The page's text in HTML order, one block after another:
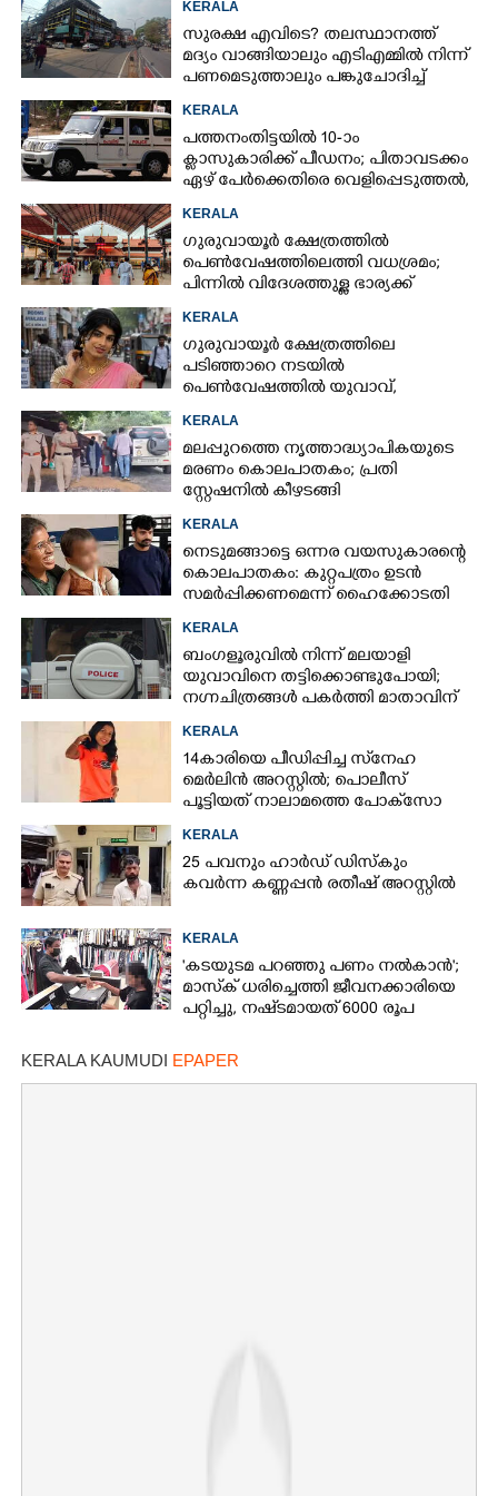
KERALA
സുരക്ഷ എവിടെ?​ തലസ്ഥാനത്ത്
മദ്യം വാങ്ങിയാലും എടിഎമ്മിൽ നിന്ന്
പണമെടുത്താലും പങ്കുചോദിച്ച്
KERALA
പത്തനംതിട്ടയിൽ 10-ാം
ക്ലാസുകാരിക്ക് പീഡനം; പിതാവടക്കം
ഏഴ് പേർക്കെതിരെ വെളിപ്പെടുത്തൽ,
KERALA
ഗുരുവായൂർ ക്ഷേത്രത്തിൽ
പെൺവേഷത്തിലെത്തി വധശ്രമം;
പിന്നിൽ വിദേശത്തുള്ള ഭാര്യക്ക്
KERALA
ഗുരുവായൂർ ക്ഷേത്രത്തിലെ
പടിഞ്ഞാറെ നടയിൽ
പെൺവേഷത്തിൽ യുവാവ്,​
തെളിഞ്ഞത് വൻഗൂഢാലോചന
KERALA
മലപ്പുറത്തെ നൃത്താദ്ധ്യാപികയുടെ
മരണം കൊലപാതകം; പ്രതി
സ്റ്റേഷനിൽ കീഴടങ്ങി
KERALA
നെടുമങ്ങാട്ടെ ഒന്നര വയസുകാരന്റെ
കൊലപാതകം: കുറ്റപത്രം ഉടൻ
സമർപ്പിക്കണമെന്ന് ഹൈക്കോടതി
KERALA
ബംഗളൂരുവിൽ നിന്ന് മലയാളി
യുവാവിനെ തട്ടിക്കൊണ്ടുപോയി;
നഗ്നചിത്രങ്ങൾ പകർത്തി മാതാവിന്
KERALA
14കാരിയെ പീഡിപ്പിച്ച സ്‌നേഹ
മെർലിൻ അറസ്റ്റിൽ; പൊലീസ്
പൂട്ടിയത് നാലാമത്തെ പോക്‌സോ
KERALA
25 പവനും ഹാർഡ് ഡിസ്കും
കവർന്ന കണ്ണപ്പൻ രതീഷ് അറസ്റ്റിൽ
KERALA
'കടയുടമ പറഞ്ഞു പണം നൽകാൻ';
മാസ്‌ക് ധരിച്ചെത്തി ജീവനക്കാരിയെ
പറ്റിച്ചു, നഷ്‌ടമായത് 6000 രൂപ
KERALA KAUMUDI EPAPER